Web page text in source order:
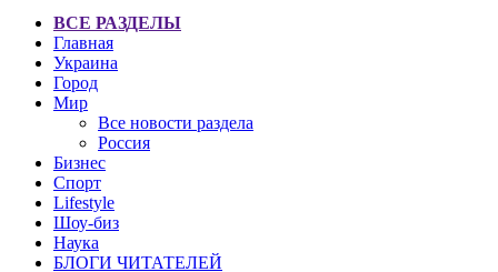
ВСЕ РАЗДЕЛЫ
Главная
Украина
Город
Мир
Все новости раздела
Россия
Бизнес
Спорт
Lifestyle
Шоу-биз
Наука
БЛОГИ ЧИТАТЕЛЕЙ